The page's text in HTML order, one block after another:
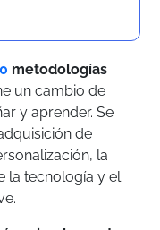
metodologías
un cambio de
y aprender. Se
de
la
la tecnología y el